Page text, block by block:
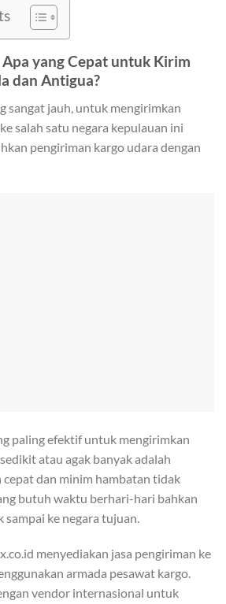
yang Cepat untuk Kirim
dan Antigua?
sangat jauh, untuk mengirimkan
salah satu negara kepulauan ini
pengiriman kargo udara dengan
paling efektif untuk mengirimkan
atau agak banyak adalah
cepat dan minim hambatan tidak
butuh waktu berhari-hari bahkan
ke negara tujuan.
menyediakan jasa pengiriman ke
armada pesawat kargo.
vendor internasional untuk